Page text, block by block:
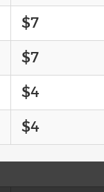
$7
$7
$4
$4